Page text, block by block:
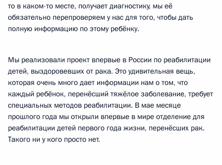
то в каком-то месте, получает диагностику, мы её
обязательно перепроверяем у нас для того, чтобы дать
полную информацию по этому ребёнку.
Мы реализовали проект впервые в России по реабилитации
детей, выздоровевших от рака. Это удивительная вещь,
которая очень много дает информации нам о том, что
каждый ребёнок, перенёсший тяжёлое заболевание, требует
специальных методов реабилитации. В мае месяце
прошлого года мы открыли впервые в мире отделение для
реабилитации детей первого года жизни, перенёсших рак.
Такого ни у кого просто нет.